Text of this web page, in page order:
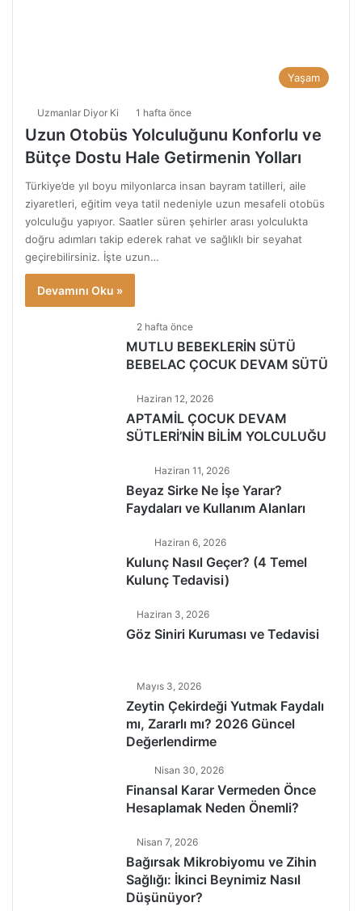
Yaşam
Uzmanlar Diyor Ki 1 hafta önce
Uzun Otobüs Yolculuğunu Konforlu ve
Bütçe Dostu Hale Getirmenin Yolları
Türkiye’de yıl boyu milyonlarca insan bayram tatilleri, aile
ziyaretleri, eğitim veya tatil nedeniyle uzun mesafeli otobüs
yolculuğu yapıyor. Saatler süren şehirler arası yolculukta
doğru adımları takip ederek rahat ve sağlıklı bir seyahat
geçirebilirsiniz. İşte uzun…
Devamını Oku »
2 hafta önce
MUTLU BEBEKLERİN SÜTÜ
BEBELAC ÇOCUK DEVAM SÜTÜ
Haziran 12, 2026
APTAMİL ÇOCUK DEVAM
SÜTLERİ’NİN BİLİM YOLCULUĞU
Haziran 11, 2026
Beyaz Sirke Ne İşe Yarar?
Faydaları ve Kullanım Alanları
Haziran 6, 2026
Kulunç Nasıl Geçer? (4 Temel
Kulunç Tedavisi)
Haziran 3, 2026
Göz Siniri Kuruması ve Tedavisi
Mayıs 3, 2026
Zeytin Çekirdeği Yutmak Faydalı
mı, Zararlı mı? 2026 Güncel
Değerlendirme
Nisan 30, 2026
Finansal Karar Vermeden Önce
Hesaplamak Neden Önemli?
Nisan 7, 2026
Bağırsak Mikrobiyomu ve Zihin
Sağlığı: İkinci Beynimiz Nasıl
Düşünüyor?